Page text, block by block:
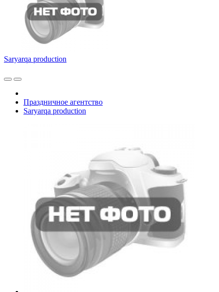
Saryarqa production
Праздничное агентство
Saryarqa production